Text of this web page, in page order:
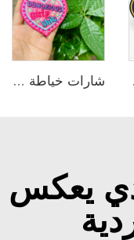
شارات خياطة ذاتية اللصق للقبعات والملابس
يعكس